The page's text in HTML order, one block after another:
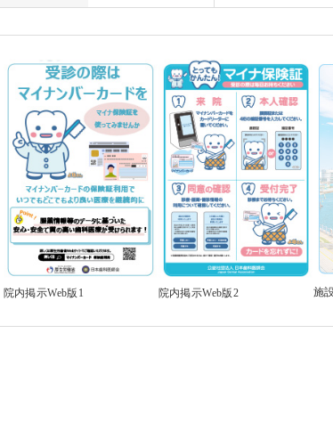
院内掲示Web版1 院内掲示Web版2 施